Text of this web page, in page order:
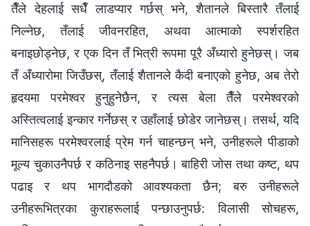
तैँले देहलाई सधैँ लाडप्यार गर्छस् भने, शैतानले बिस्तारै तँलाई
निल्नेछ, तँलाई जीवनरहित, अथवा आत्माको स्पर्शरहित
बनाइछोड्नेछ, र एक दिन तँ भित्री रूपमा पूरै अँध्यारो हुनेछस्। जब
तँ अँध्यारोमा जिउँछस्, तँलाई शैतानले कैदी बनाएको हुनेछ, अब तेरो
हृदयमा परमेश्‍वर हुनुहुनेछैन, र त्यस बेला तैँले परमेश्‍वरको
अस्तित्वलाई इन्कार गर्नेछस् र उहाँलाई छोडेर जानेछस्। तसर्थ, यदि
मानिसहरू परमेश्‍वरलाई प्रेम गर्न चाहन्छन् भने, उनीहरूले पीडाको
मूल्य चुकाउनैपर्छ र कठिनाइ सहनैपर्छ। बाहिरी जोस तथा कष्ट, थप
पढाइ र थप भागदौडको आवश्यकता छैन; बरु उनीहरूले
उनीहरूभित्रका कुराहरूलाई पन्छाउनुपर्छ: विलासी सोचहरू,